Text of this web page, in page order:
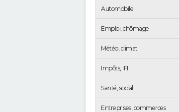
Automobile
Emploi, chômage
Météo, climat
Impôts, IFI
Santé, social
Entreprises, commerces